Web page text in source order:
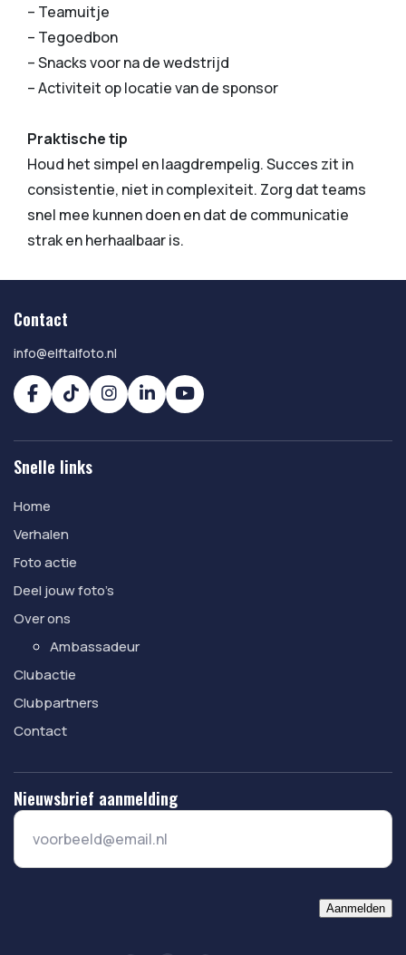
– Teamuitje
– Tegoedbon
– Snacks voor na de wedstrijd
– Activiteit op locatie van de sponsor
Praktische tip
Houd het simpel en laagdrempelig. Succes zit in
consistentie, niet in complexiteit. Zorg dat teams
snel mee kunnen doen en dat de communicatie
strak en herhaalbaar is.
Contact
info@elftalfoto.nl
Snelle links
Home
Verhalen
Foto actie
Deel jouw foto’s
Over ons
Ambassadeur
Clubactie
Clubpartners
Contact
Nieuwsbrief aanmelding
Aanmelden